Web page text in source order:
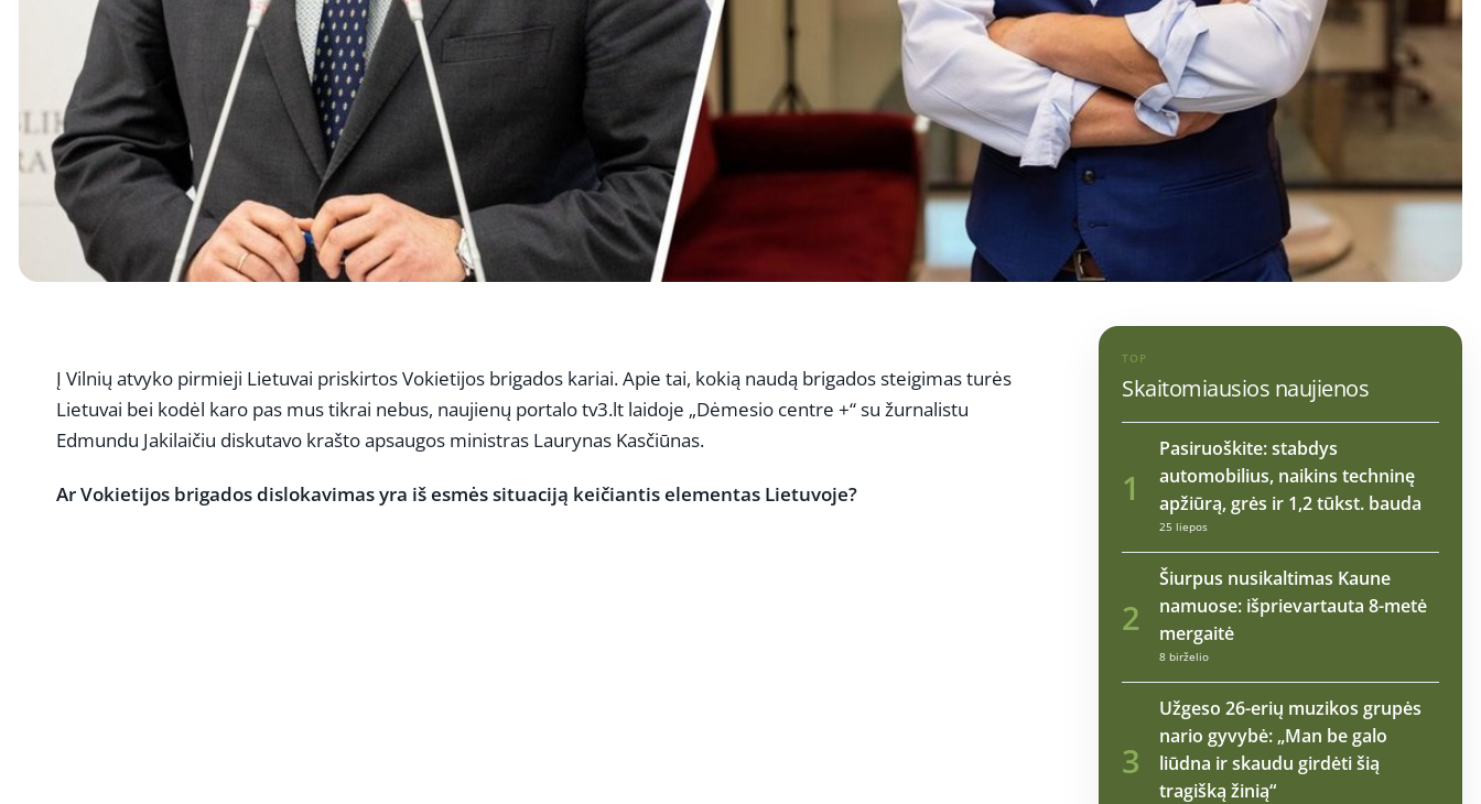
Į Vilnių atvyko pirmieji Lietuvai priskirtos Vokietijos brigados kariai. Apie tai, kokią naudą brigados steigimas turės
Lietuvai bei kodėl karo pas mus tikrai nebus, naujienų portalo tv3.lt laidoje „Dėmesio centre +“ su žurnalistu
Edmundu Jakilaičiu diskutavo krašto apsaugos ministras Laurynas Kasčiūnas.
Ar Vokietijos brigados dislokavimas yra iš esmės situaciją keičiantis elementas Lietuvoje?
TOP
Skaitomiausios naujienos
1
Pasiruoškite: stabdys
automobilius, naikins techninę
apžiūrą, grės ir 1,2 tūkst. bauda
25 liepos
2
Šiurpus nusikaltimas Kaune
namuose: išprievartauta 8-metė
mergaitė
8 birželio
3
Užgeso 26-erių muzikos grupės
nario gyvybė: „Man be galo
liūdna ir skaudu girdėti šią
tragišką žinią“